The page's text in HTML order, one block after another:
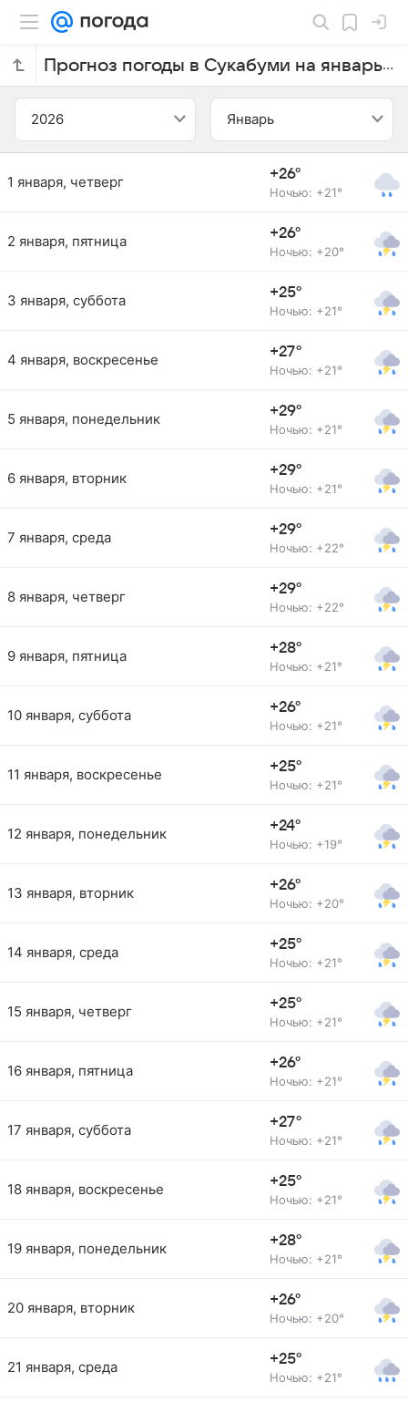
Прогноз погоды в Сукабуми на январь 2026 года
2026 Январь
1 января, четверг +26°
Ночью: +21°
2 января, пятница +26°
Ночью: +20°
3 января, суббота +25°
Ночью: +21°
4 января, воскресенье +27°
Ночью: +21°
5 января, понедельник +29°
Ночью: +21°
6 января, вторник +29°
Ночью: +21°
7 января, среда +29°
Ночью: +22°
8 января, четверг +29°
Ночью: +22°
9 января, пятница +28°
Ночью: +21°
10 января, суббота +26°
Ночью: +21°
11 января, воскресенье +25°
Ночью: +21°
12 января, понедельник +24°
Ночью: +19°
13 января, вторник +26°
Ночью: +20°
14 января, среда +25°
Ночью: +21°
15 января, четверг +25°
Ночью: +21°
16 января, пятница +26°
Ночью: +21°
17 января, суббота +27°
Ночью: +21°
18 января, воскресенье +25°
Ночью: +21°
19 января, понедельник +28°
Ночью: +21°
20 января, вторник +26°
Ночью: +20°
21 января, среда +25°
Ночью: +21°